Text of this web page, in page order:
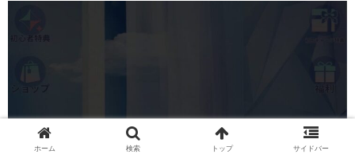
ホーム 検索 トップ サイドバー